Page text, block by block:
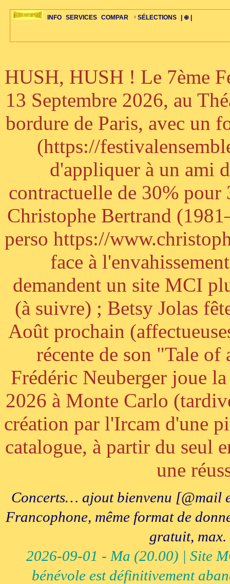
INFO
ÉDITORIAUX ACTUS-CONCERTS HISTOIRE PAYS STYLES-ÉCOLES
SERVICES
MAJ-LISTE ARCH-CONCERTS LIENS RADIOS VIDÉOS PLAN FAQS
COMPAR
SÉLECTION GUIDE-EXPRESS ŒUVRES BIOGRAPHIES PERSPECTIVE
SÉLECTIONS
SÉLECTION COMPOS-INTRO COMPO-INDIV ŒUVRES-INDIV
| ⊕ |
20ÈME PARAL 1001 CD TOP-REC BONUS-ROMANS BONUS-FILMS
CELLO-C
ALTO-C
VIOLON-C
PIANO-CONC GRAND-
HUSH, HUSH ! Le 7ème
13 Septembre 2026, au
bordure de Paris, avec un
(https://
d'appliquer à un ami
contractuelle de 30% pour
Christophe Bertrand
perso https://
face à
demandent un site MCI
(à suivre) ; Betsy Jolas
Août prochain
récente de son "Tale of
Frédéric Neuberger joue
2026 à Monte Carlo
création par l'Ircam d'une
catalogue, à partir du seul
une
Concerts… ajout bienvenu [@mail
Francophone, même format de
gratuit,
2026-09-01 - Ma (20.00) | Site
bénévole est définitivement